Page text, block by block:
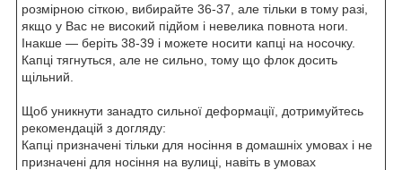
розмірною сіткою, вибирайте 36-37, але тільки в тому разі,
якщо у Вас не високий підйом і невелика повнота ноги.
Інакше — беріть 38-39 і можете носити капці на носочку.
Капці тягнуться, але не сильно, тому що флок досить
щільний.
Щоб уникнути занадто сильної деформації, дотримуйтесь
рекомендацій з догляду:
Капці призначені тільки для носіння в домашніх умовах і не
призначені для носіння на вулиці, навіть в умовах